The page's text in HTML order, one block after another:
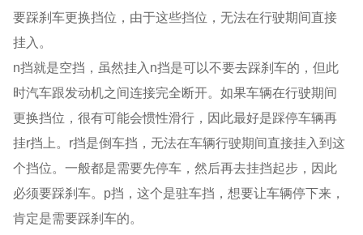
要踩刹车更换挡位，由于这些挡位，无法在行驶期间直接
挂入。
n挡就是空挡，虽然挂入n挡是可以不要去踩刹车的，但此
时汽车跟发动机之间连接完全断开。如果车辆在行驶期间
更换挡位，很有可能会惯性滑行，因此最好是踩停车辆再
挂r挡上。r挡是倒车挡，无法在车辆行驶期间直接挂入到这
个挡位。一般都是需要先停车，然后再去挂挡起步，因此
必须要踩刹车。p挡，这个是驻车挡，想要让车辆停下来，
肯定是需要踩刹车的。